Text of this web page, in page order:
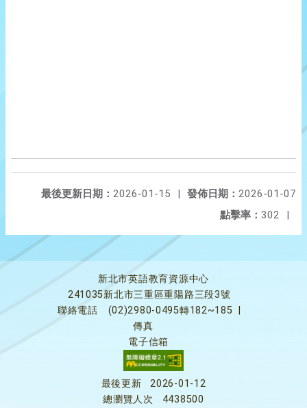
發佈日期： 2026-01-07
最後更新日期： 2026-01-15
|
點擊率： 302 |
新北市英語教育資源中心
241035新北市三重區重陽路三段3號
聯絡電話
(02)2980-0495轉182~185
傳真
電子信箱
最後更新
2026-01-12
總瀏覽人次
4438500